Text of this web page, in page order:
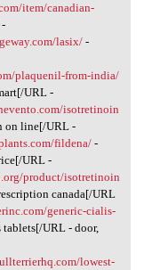
item/canadian-
lasix/-
plaquenil-from-india/
URL -
isotretinoin
on line[/URL -
fildena/-
URL -
product/isotretinoin
canada[/URL
generic-cialis-
URL - door,
lowest-